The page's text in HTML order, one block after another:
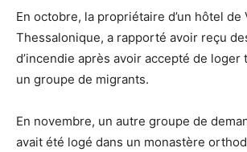
En octobre, la propriétaire d’un hôtel de
Thessalonique, a rapporté avoir reçu
d’incendie après avoir accepté de
un groupe de migrants.
En novembre, un autre groupe de
avait été logé dans un monastère